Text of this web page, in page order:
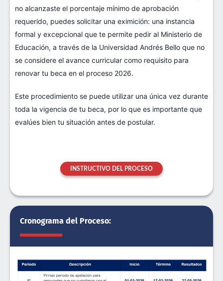
no alcanzaste el porcentaje mínimo de aprobación
requerido, puedes solicitar una eximición: una instancia
formal y excepcional que te permite pedir al Ministerio de
Educación, a través de la Universidad Andrés Bello que no
se considere el avance curricular como requisito para
renovar tu beca en el proceso 2026.
Este procedimiento se puede utilizar una única vez durante
toda la vigencia de tu beca, por lo que es importante que
evalúes bien tu situación antes de postular.
INSTRUCTIVO DEL PROCESO
Cronograma del Proceso: